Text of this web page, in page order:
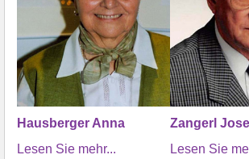
Hausberger Anna
Lesen Sie mehr...
Zangerl
Lesen Sie